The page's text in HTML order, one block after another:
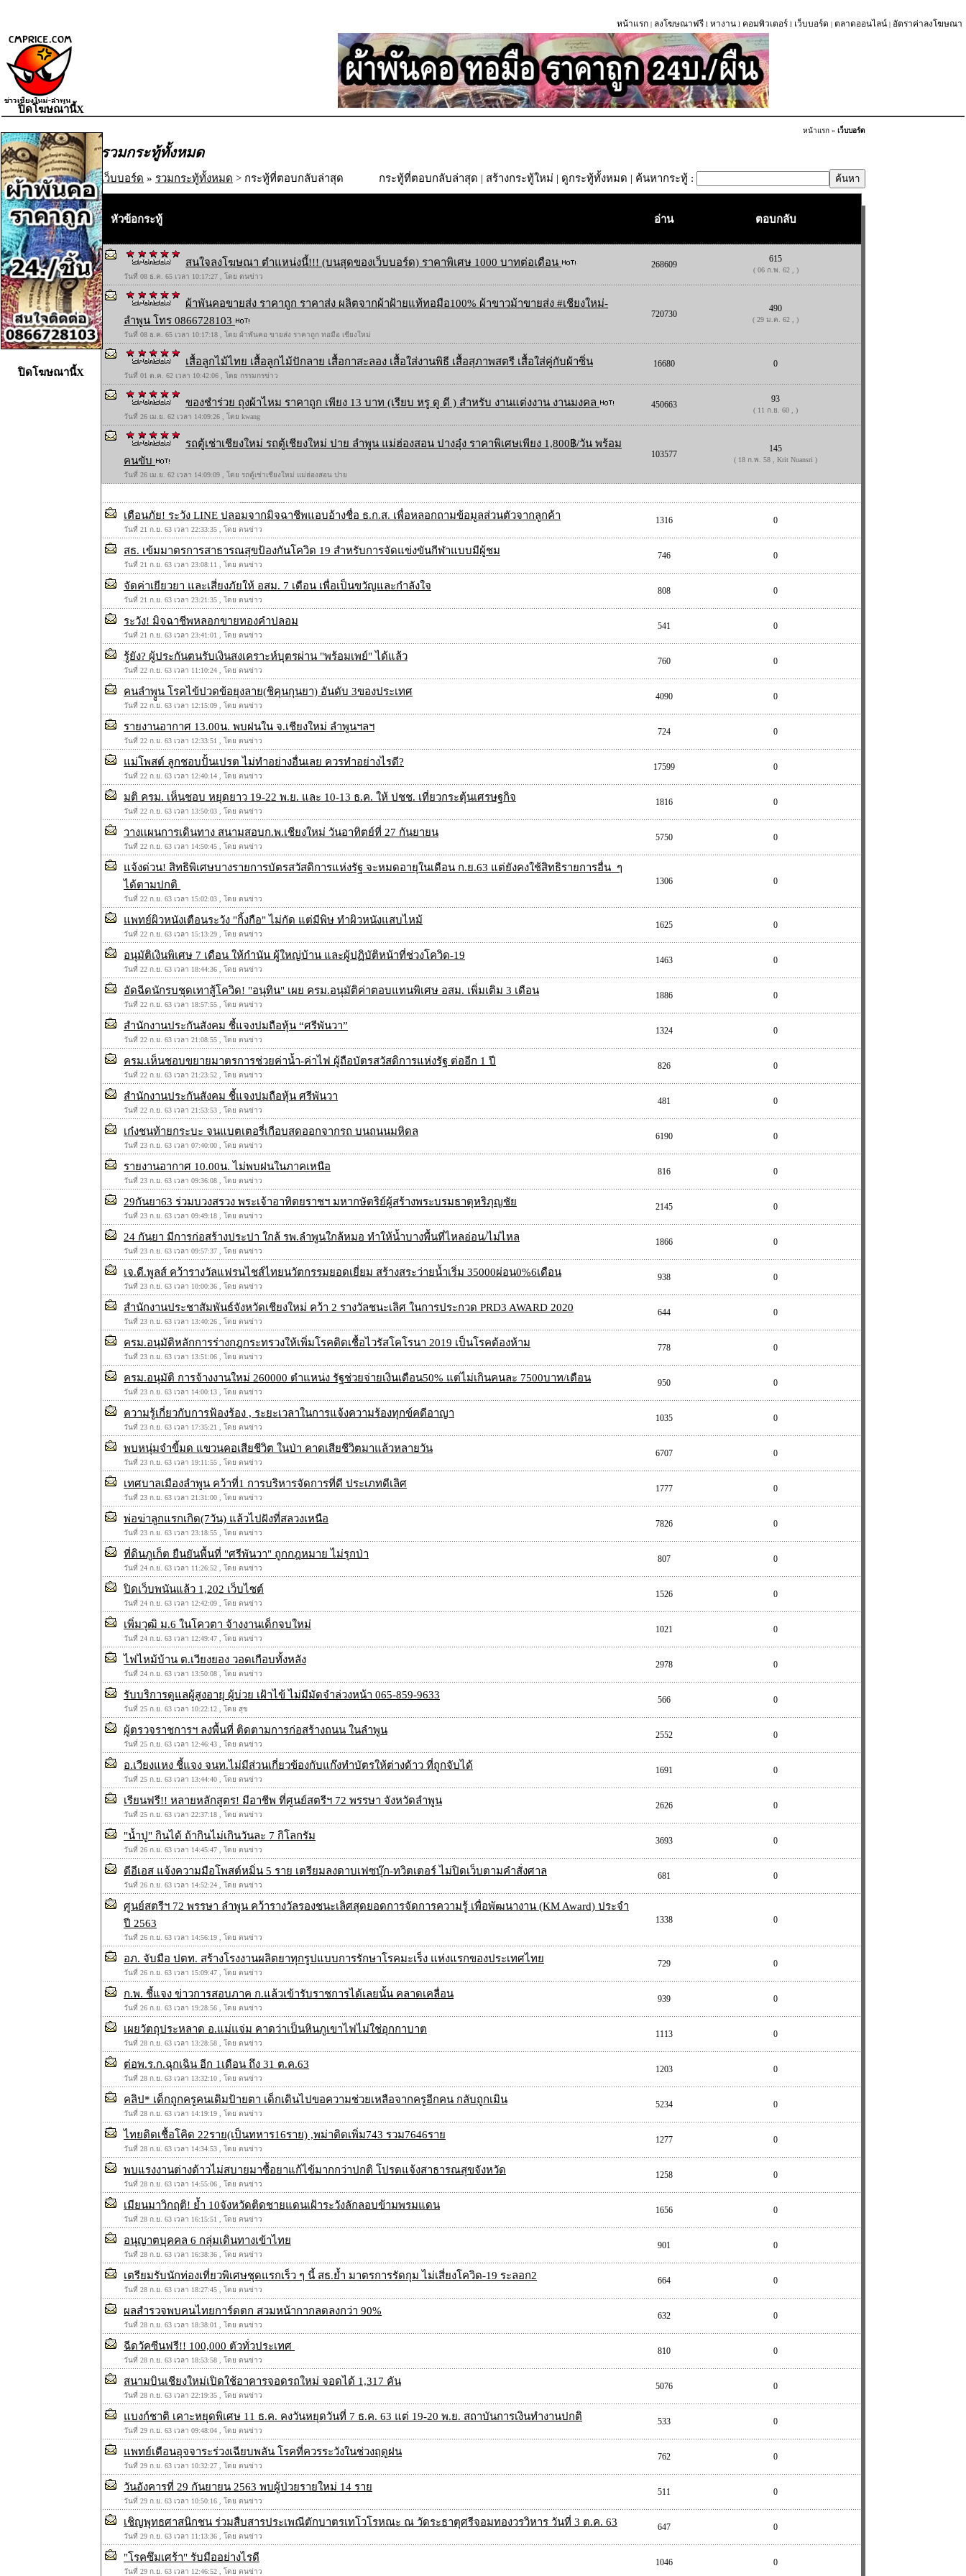
หน้าแรก | ลงโฆษณาฟรี l หางาน l คอมพิวเตอร์ l เว็บบอร์ด | ตลาดออนไลน์ | อัตราค่าลงโฆษณา
หน้าแรก » เว็บบอร์ด
รวมกระทู้ทั้งหมด
เว็บบอร์ด » รวมกระทู้ทั้งหมด > กระทู้ที่ตอบกลับล่าสุด กระทู้ที่ตอบกลับล่าสุด | สร้างกระทู้ใหม่ | ดูกระทู้ทั้งหมด | ค้นหากระทู้ :
หัวข้อกระทู้ อ่าน ตอบกลับ
สนใจลงโฆษณา ตำแหน่งนี้!!! (บนสุดของเว็บบอร์ด) ราคาพิเศษ 1000 บาทต่อเดือน
วันที่ 08 ธ.ค. 65 เวลา 10:17:27 , โดย ตนข่าว
268609
615
( 06 ก.พ. 62 , )
ผ้าพันคอขายส่ง ราคาถูก ราคาส่ง ผลิตจากผ้าฝ้ายแท้ทอมือ100% ผ้าขาวม้าขายส่ง #เชียงใหม่-
ลำพูน โทร 0866728103
วันที่ 08 ธ.ค. 65 เวลา 10:17:18 , โดย ผ้าพันคอ ขายส่ง ราคาถูก ทอมือ เชียงใหม่
720730
490
( 29 ม.ค. 62 , )
เสื้อลูกไม้ไทย เสื้อลูกไม้ปักลาย เสื้อกาสะลอง เสื้อใส่งานพิธี เสื้อสุภาพสตรี เสื้อใส่คู่กับผ้าซิ่น
วันที่ 01 ต.ค. 62 เวลา 10:42:06 , โดย กรรมกรข่าว
16680 0
ของชำร่วย ถุงผ้าไหม ราคาถูก เพียง 13 บาท (เรียบ หรู ดู ดี ) สำหรับ งานแต่งงาน งานมงคล
วันที่ 26 เม.ย. 62 เวลา 14:09:26 , โดย kwang
450663
93
( 11 ก.ย. 60 , )
รถตู้เช่าเชียงใหม่ รถตู้เชียงใหม่ ปาย ลำพูน แม่ฮ่องสอน ปางอุ๋ง ราคาพิเศษเพียง 1,800฿/วัน พร้อม
คนขับ
วันที่ 26 เม.ย. 62 เวลา 14:09:09 , โดย รถตู้เช่าเชียงใหม่ แม่ฮ่องสอน ปาย
103577
145
( 18 ก.พ. 58 , Krit Nuansri )
เตือนภัย! ระวัง LINE ปลอมจากมิจฉาชีพแอบอ้างชื่อ ธ.ก.ส. เพื่อหลอกถามข้อมูลส่วนตัวจากลูกค้า
วันที่ 21 ก.ย. 63 เวลา 22:33:35 , โดย ตนข่าว
1316 0
สธ. เข้มมาตรการสาธารณสุขป้องกันโควิด 19 สำหรับการจัดแข่งขันกีฬาแบบมีผู้ชม
วันที่ 21 ก.ย. 63 เวลา 23:08:11 , โดย ตนข่าว
746 0
จัดค่าเยียวยา และเสี่ยงภัยให้ อสม. 7 เดือน เพื่อเป็นขวัญและกำลังใจ
วันที่ 21 ก.ย. 63 เวลา 23:21:35 , โดย ตนข่าว
808 0
ระวัง! มิจฉาชีพหลอกขายทองคำปลอม
วันที่ 21 ก.ย. 63 เวลา 23:41:01 , โดย ตนข่าว
541 0
รู้ยัง? ผู้ประกันตนรับเงินสงเคราะห์บุตรผ่าน "พร้อมเพย์" ได้แล้ว
วันที่ 22 ก.ย. 63 เวลา 11:10:24 , โดย ตนข่าว
760 0
คนลำพููน โรคไข้ปวดข้อยุงลาย(ชิคุนกุนยา) อันดับ 3ของประเทศ
วันที่ 22 ก.ย. 63 เวลา 12:15:09 , โดย ตนข่าว
4090 0
รายงานอากาศ 13.00น. พบฝนใน จ.เชียงใหม่ ลำพูนฯลฯ
วันที่ 22 ก.ย. 63 เวลา 12:33:51 , โดย ตนข่าว
724 0
แม่โพสต์ ลูกชอบปั้นเปรต ไม่ทำอย่างอื่นเลย ควรทำอย่างไรดี?
วันที่ 22 ก.ย. 63 เวลา 12:40:14 , โดย ตนข่าว
17599 0
มติ ครม. เห็นชอบ หยุดยาว 19-22 พ.ย. และ 10-13 ธ.ค. ให้ ปชช. เที่ยวกระตุ้นเศรษฐกิจ
วันที่ 22 ก.ย. 63 เวลา 13:50:03 , โดย ตนข่าว
1816 0
วางเเผนการเดินทาง สนามสอบก.พ.เชียงใหม่ วันอาทิตย์ที่ 27 กันยายน
วันที่ 22 ก.ย. 63 เวลา 14:50:45 , โดย ตนข่าว
5750 0
แจ้งด่วน! สิทธิพิเศษบางรายการบัตรสวัสดิการแห่งรัฐ จะหมดอายุในเดือน ก.ย.63 แต่ยังคงใช้สิทธิรายการอื่น ๆ
ได้ตามปกติ
วันที่ 22 ก.ย. 63 เวลา 15:02:03 , โดย ตนข่าว
1306 0
แพทย์ผิวหนังเตือนระวัง "กิ้งกือ" ไม่กัด แต่มีพิษ ทำผิวหนังแสบไหม้
วันที่ 22 ก.ย. 63 เวลา 15:13:29 , โดย ตนข่าว
1625 0
อนุมัติเงินพิเศษ 7 เดือน ให้กำนัน ผู้ใหญ่บ้าน และผู้ปฏิบัติหน้าที่ช่วงโควิด-19
วันที่ 22 ก.ย. 63 เวลา 18:44:36 , โดย คนข่าว
1463 0
อัดฉีดนักรบชุดเทาสู้โควิด! "อนุทิน" เผย ครม.อนุมัติค่าตอบแทนพิเศษ อสม. เพิ่มเติม 3 เดือน
วันที่ 22 ก.ย. 63 เวลา 18:57:55 , โดย คนข่าว
1886 0
สำนักงานประกันสังคม ชี้แจงปมถือหุ้น “ศรีพันวา”
วันที่ 22 ก.ย. 63 เวลา 21:08:55 , โดย ตนข่าว
1324 0
ครม.เห็นชอบขยายมาตรการช่วยค่าน้ำ-ค่าไฟ ผู้ถือบัตรสวัสดิการแห่งรัฐ ต่ออีก 1 ปี
วันที่ 22 ก.ย. 63 เวลา 21:23:52 , โดย ตนข่าว
826 0
สำนักงานประกันสังคม ชี้แจงปมถือหุ้น ศรีพันวา
วันที่ 22 ก.ย. 63 เวลา 21:53:53 , โดย ตนข่าว
481 0
เก๋งชนท้ายกระบะ จนแบตเตอรี่เกือบสดออกจากรถ บนถนนมหิดล
วันที่ 23 ก.ย. 63 เวลา 07:40:00 , โดย ตนข่าว
6190 0
รายงานอากาศ 10.00น. ไม่พบฝนในภาคเหนือ
วันที่ 23 ก.ย. 63 เวลา 09:36:08 , โดย ตนข่าว
816 0
29กันยา63 ร่วมบวงสรวง พระเจ้าอาทิตยราชฯ มหากษัตริย์ผู้สร้างพระบรมธาตุหริภุญชัย
วันที่ 23 ก.ย. 63 เวลา 09:49:18 , โดย ตนข่าว
2145 0
24 กันยา มีการก่อสร้างประปา ใกล้ รพ.ลำพูนใกล้หมอ ทำให้น้ำบางพื้นที่ไหลอ่อน/ไม่ไหล
วันที่ 23 ก.ย. 63 เวลา 09:57:37 , โดย ตนข่าว
1866 0
เจ.ดี.พูลส์ คว้ารางวัลแฟรนไชส์ไทยนวัตกรรมยอดเยี่ยม สร้างสระว่ายน้ำเริ่ม 35000ผ่อน0%6เดือน
วันที่ 23 ก.ย. 63 เวลา 10:00:36 , โดย ตนข่าว
938 0
สำนักงานประชาสัมพันธ์จังหวัดเชียงใหม่ คว้า 2 รางวัลชนะเลิศ ในการประกวด PRD3 AWARD 2020
วันที่ 23 ก.ย. 63 เวลา 13:40:26 , โดย ตนข่าว
644 0
ครม.อนุมัติหลักการร่างกฎกระทรวงให้เพิ่มโรคติดเชื้อไวรัสโคโรนา 2019 เป็นโรคต้องห้าม
วันที่ 23 ก.ย. 63 เวลา 13:51:06 , โดย ตนข่าว
778 0
ครม.อนุมัติ การจ้างงานใหม่ 260000 ตำแหน่ง รัฐช่วยจ่ายเงินเดือน50% แต่ไม่เกินคนละ 7500บาท/เดือน
วันที่ 23 ก.ย. 63 เวลา 14:00:13 , โดย ตนข่าว
950 0
ความรู้เกี่ยวกับการฟ้องร้อง , ระยะเวลาในการแจ้งความร้องทุกข์คดีอาญา
วันที่ 23 ก.ย. 63 เวลา 17:35:21 , โดย ตนข่าว
1035 0
พบหนุ่มจำขี้มด แขวนคอเสียชีวิต ในป่า คาดเสียชีวิตมาแล้วหลายวัน
วันที่ 23 ก.ย. 63 เวลา 19:11:55 , โดย ตนข่าว
6707 0
เทศบาลเมืองลำพูน คว้าที่1 การบริหารจัดการที่ดี ประเภทดีเลิศ
วันที่ 23 ก.ย. 63 เวลา 21:31:00 , โดย ตนข่าว
1777 0
พ่อฆ่าลูกแรกเกิด(7วัน) แล้วไปฝังที่สลวงเหนือ
วันที่ 23 ก.ย. 63 เวลา 23:18:55 , โดย ตนข่าว
7826 0
ที่ดินภูเก็ต ยืนยันพื้นที่ "ศรีพันวา" ถูกกฎหมาย ไม่รุกป่า
วันที่ 24 ก.ย. 63 เวลา 11:26:52 , โดย ตนข่าว
807 0
ปิดเว็บพนันแล้ว 1,202 เว็บไซต์
วันที่ 24 ก.ย. 63 เวลา 12:42:09 , โดย ตนข่าว
1526 0
เพิ่มวุฒิ ม.6 ในโควตา จ้างงานเด็กจบใหม่
วันที่ 24 ก.ย. 63 เวลา 12:49:47 , โดย ตนข่าว
1021 0
ไฟไหม้บ้าน ต.เวียงยอง วอดเกือบทั้งหลัง
วันที่ 24 ก.ย. 63 เวลา 13:50:08 , โดย ตนข่าว
2978 0
รับบริการดูแลผู้สูงอายุ ผู้บ่วย เฝ้าไข้ ไม่มีมัดจำล่วงหน้า 065-859-9633
วันที่ 25 ก.ย. 63 เวลา 10:22:12 , โดย สุข
566 0
ผู้ตรวจราชการฯ ลงพื้นที่ ติดตามการก่อสร้างถนน ในลำพูน
วันที่ 25 ก.ย. 63 เวลา 12:46:43 , โดย ตนข่าว
2552 0
อ.เวียงแหง ชี้แจง จนท.ไม่มีส่วนเกี่ยวข้องกับแก๊งทำบัตรให้ต่างด้าว ที่ถูกจับได้
วันที่ 25 ก.ย. 63 เวลา 13:44:40 , โดย ตนข่าว
1691 0
เรียนฟรี!! หลายหลักสูตร! มีอาชีพ ที่ศูนย์สตรีฯ 72 พรรษา จังหวัดลำพูน
วันที่ 25 ก.ย. 63 เวลา 22:37:18 , โดย ตนข่าว
2626 0
"น้ำปู" กินได้ ถ้ากินไม่เกินวันละ 7 กิโลกรัม
วันที่ 26 ก.ย. 63 เวลา 14:45:47 , โดย ตนข่าว
3693 0
ดีอีเอส แจ้งความมือโพสต์หมิ่น 5 ราย เตรียมลงดาบเฟซบุ๊ก-ทวิตเตอร์ ไม่ปิดเว็บตามคำสั่งศาล
วันที่ 26 ก.ย. 63 เวลา 14:52:24 , โดย ตนข่าว
681 0
ศูนย์สตรีฯ 72 พรรษา ลำพูน คว้ารางวัลรองชนะเลิศสุดยอดการจัดการความรู้ เพื่อพัฒนางาน (KM Award) ประจำ
ปี 2563
วันที่ 26 ก.ย. 63 เวลา 14:56:19 , โดย ตนข่าว
1338 0
อภ. จับมือ ปตท. สร้างโรงงานผลิตยาทุกรูปแบบการรักษาโรคมะเร็ง แห่งแรกของประเทศไทย
วันที่ 26 ก.ย. 63 เวลา 15:09:47 , โดย ตนข่าว
729 0
ก.พ. ชี้แจง ข่าวการสอบภาค ก.แล้วเข้ารับราชการได้เลยนั้น คลาดเคลื่อน
วันที่ 26 ก.ย. 63 เวลา 19:28:56 , โดย ตนข่าว
939 0
เผยวัตถุประหลาด อ.แม่แจ่ม คาดว่าเป็นหินภูเขาไฟไม่ใช่อุกกาบาต
วันที่ 28 ก.ย. 63 เวลา 13:28:58 , โดย ตนข่าว
1113 0
ต่อพ.ร.ก.ฉุกเฉิน อีก 1เดือน ถึง 31 ต.ค.63
วันที่ 28 ก.ย. 63 เวลา 13:32:10 , โดย ตนข่าว
1203 0
คลิป* เด็กถูกครูคนเดิมป้ายตา เด็กเดินไปขอความช่วยเหลือจากครูอีกคน กลับถูกเมิน
วันที่ 28 ก.ย. 63 เวลา 14:19:19 , โดย ตนข่าว
5234 0
ไทยติดเชื้อโคิด 22ราย(เป็นทหาร16ราย) ,พม่าติดเพิ่ม743 รวม7646ราย
วันที่ 28 ก.ย. 63 เวลา 14:34:53 , โดย ตนข่าว
1277 0
พบแรงงานต่างด้าวไม่สบายมาซื้อยาแก้ไข้มากกว่าปกติ โปรดแจ้งสาธารณสุขจังหวัด
วันที่ 28 ก.ย. 63 เวลา 14:55:06 , โดย ตนข่าว
1258 0
เมียนมาวิกฤติ! ย้ำ 10จังหวัดติดชายแดนเฝ้าระวังลักลอบข้ามพรมแดน
วันที่ 28 ก.ย. 63 เวลา 16:15:51 , โดย คนข่าว
1656 0
อนุญาตบุคคล 6 กลุ่มเดินทางเข้าไทย
วันที่ 28 ก.ย. 63 เวลา 16:38:36 , โดย คนข่าว
901 0
เตรียมรับนักท่องเที่ยวพิเศษชุดแรกเร็ว ๆ นี้ สธ.ย้ำ มาตรการรัดกุม ไม่เสี่ยงโควิด-19 ระลอก2
วันที่ 28 ก.ย. 63 เวลา 18:27:45 , โดย ตนข่าว
664 0
ผลสำรวจพบคนไทยการ์ดตก สวมหน้ากากลดลงกว่า 90%
วันที่ 28 ก.ย. 63 เวลา 18:38:01 , โดย ตนข่าว
632 0
ฉีดวัคซีนฟรี!! 100,000 ตัวทั่วประเทศ
วันที่ 28 ก.ย. 63 เวลา 18:53:58 , โดย ตนข่าว
810 0
สนามบินเชียงใหม่เปิดใช้อาคารจอดรถใหม่ จอดได้ 1,317 คัน
วันที่ 28 ก.ย. 63 เวลา 22:19:35 , โดย ตนข่าว
5076 0
แบงก์ชาติ เคาะหยุดพิเศษ 11 ธ.ค. คงวันหยุดวันที่ 7 ธ.ค. 63 แต่ 19-20 พ.ย. สถาบันการเงินทำงานปกติ
วันที่ 29 ก.ย. 63 เวลา 09:48:04 , โดย ตนข่าว
533 0
แพทย์เตือนอุจจาระร่วงเฉียบพลัน โรคที่ควรระวังในช่วงฤดูฝน
วันที่ 29 ก.ย. 63 เวลา 10:32:27 , โดย ตนข่าว
762 0
วันอังคารที่ 29 กันยายน 2563 พบผู้ป่วยรายใหม่ 14 ราย
วันที่ 29 ก.ย. 63 เวลา 10:50:16 , โดย ตนข่าว
511 0
เชิญพุทธศาสนิกชน ร่วมสืบสารประเพณีตักบาตรเทโวโรหณะ ณ วัดระธาตุศรีจอมทองวรวิหาร วันที่ 3 ต.ค. 63
วันที่ 29 ก.ย. 63 เวลา 11:13:36 , โดย ตนข่าว
647 0
"โรคซึมเศร้า" รับมืออย่างไรดี
วันที่ 29 ก.ย. 63 เวลา 12:46:52 , โดย ตนข่าว
1046 0
ปิดโฆษณานี้X
ปิดโฆษณานี้X